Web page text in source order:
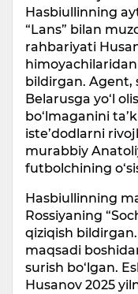
Hasbiullinning
“Lans” bilan
rahbariyati
bildirgan. Agent,
Belarusga yo‘l
bo‘lmaganini
iste’dodlarni
murabbiy
futbolchining
Hasbiullinning
Rossiyaning
qiziqish
maqsadi
surish bo‘lgan.
Husanov 2025